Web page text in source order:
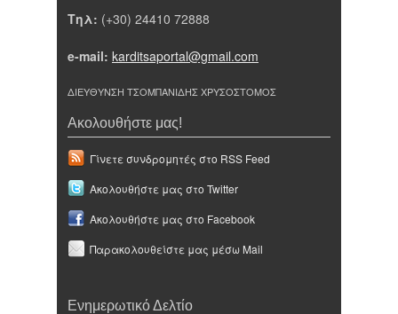
Τηλ: (+30) 24410 72888
e-mail: karditsaportal@gmail.com
ΔΙΕΥΘΥΝΣΗ ΤΣΟΜΠΑΝΙΔΗΣ ΧΡΥΣΟΣΤΟΜΟΣ
Ακολουθήστε μας!
Γίνετε συνδρομητές στο RSS Feed
Ακολουθήστε μας στο Twitter
Ακολουθήστε μας στο Facebook
Παρακολουθείστε μας μέσω Mail
Ενημερωτικό Δελτίο